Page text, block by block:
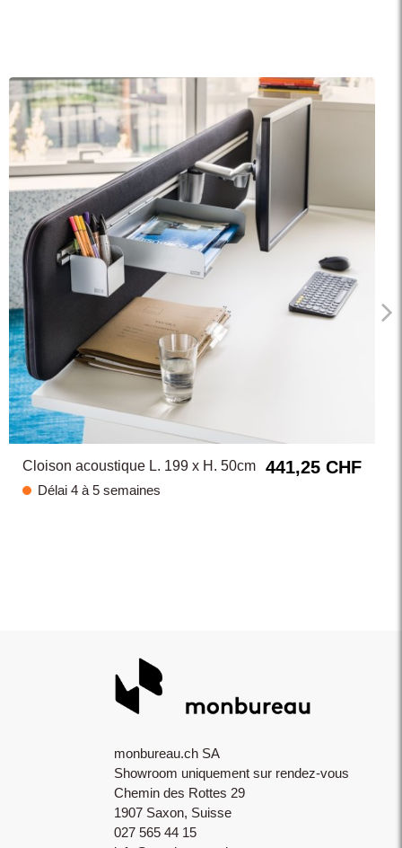
Cloison acoustique L. 199 x H. 50cm
Délai 4 à 5 semaines
441,25 CHF
monbureau.ch SA
Showroom uniquement sur rendez-vous
Chemin des Rottes 29
1907 Saxon, Suisse
027 565 44 15